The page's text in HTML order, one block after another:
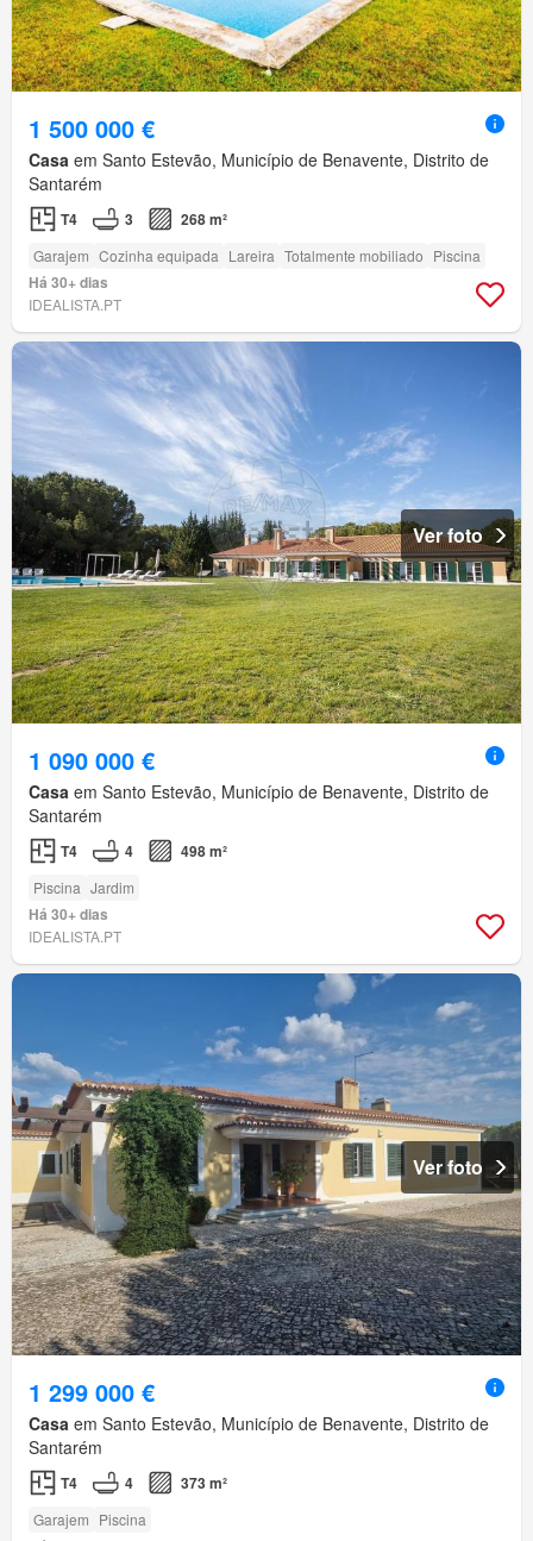
1 500 000 €
Casa em Santo Estevão, Município de Benavente, Distrito de
Santarém
T4 3 268 m²
Garajem Cozinha equipada Lareira Totalmente mobiliado Piscina
Há 30+ dias
IDEALISTA.PT
Ver foto
1 090 000 €
Casa em Santo Estevão, Município de Benavente, Distrito de
Santarém
T4 4 498 m²
Piscina Jardim
Há 30+ dias
IDEALISTA.PT
Ver foto
1 299 000 €
Casa em Santo Estevão, Município de Benavente, Distrito de
Santarém
T4 4 373 m²
Garajem Piscina